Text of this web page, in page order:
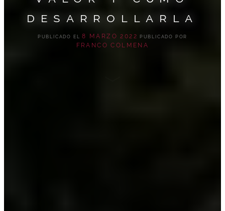
desarrollarla
PUBLICADO EL8 MARZO 2022 PUBLICADO POR
FRANCO COLMENA